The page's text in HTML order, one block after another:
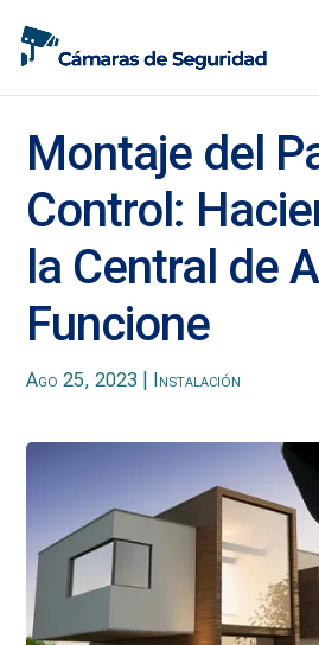
Montaje del
Control:
la Central de
Funcione
Ago 25, 2023 Instalación